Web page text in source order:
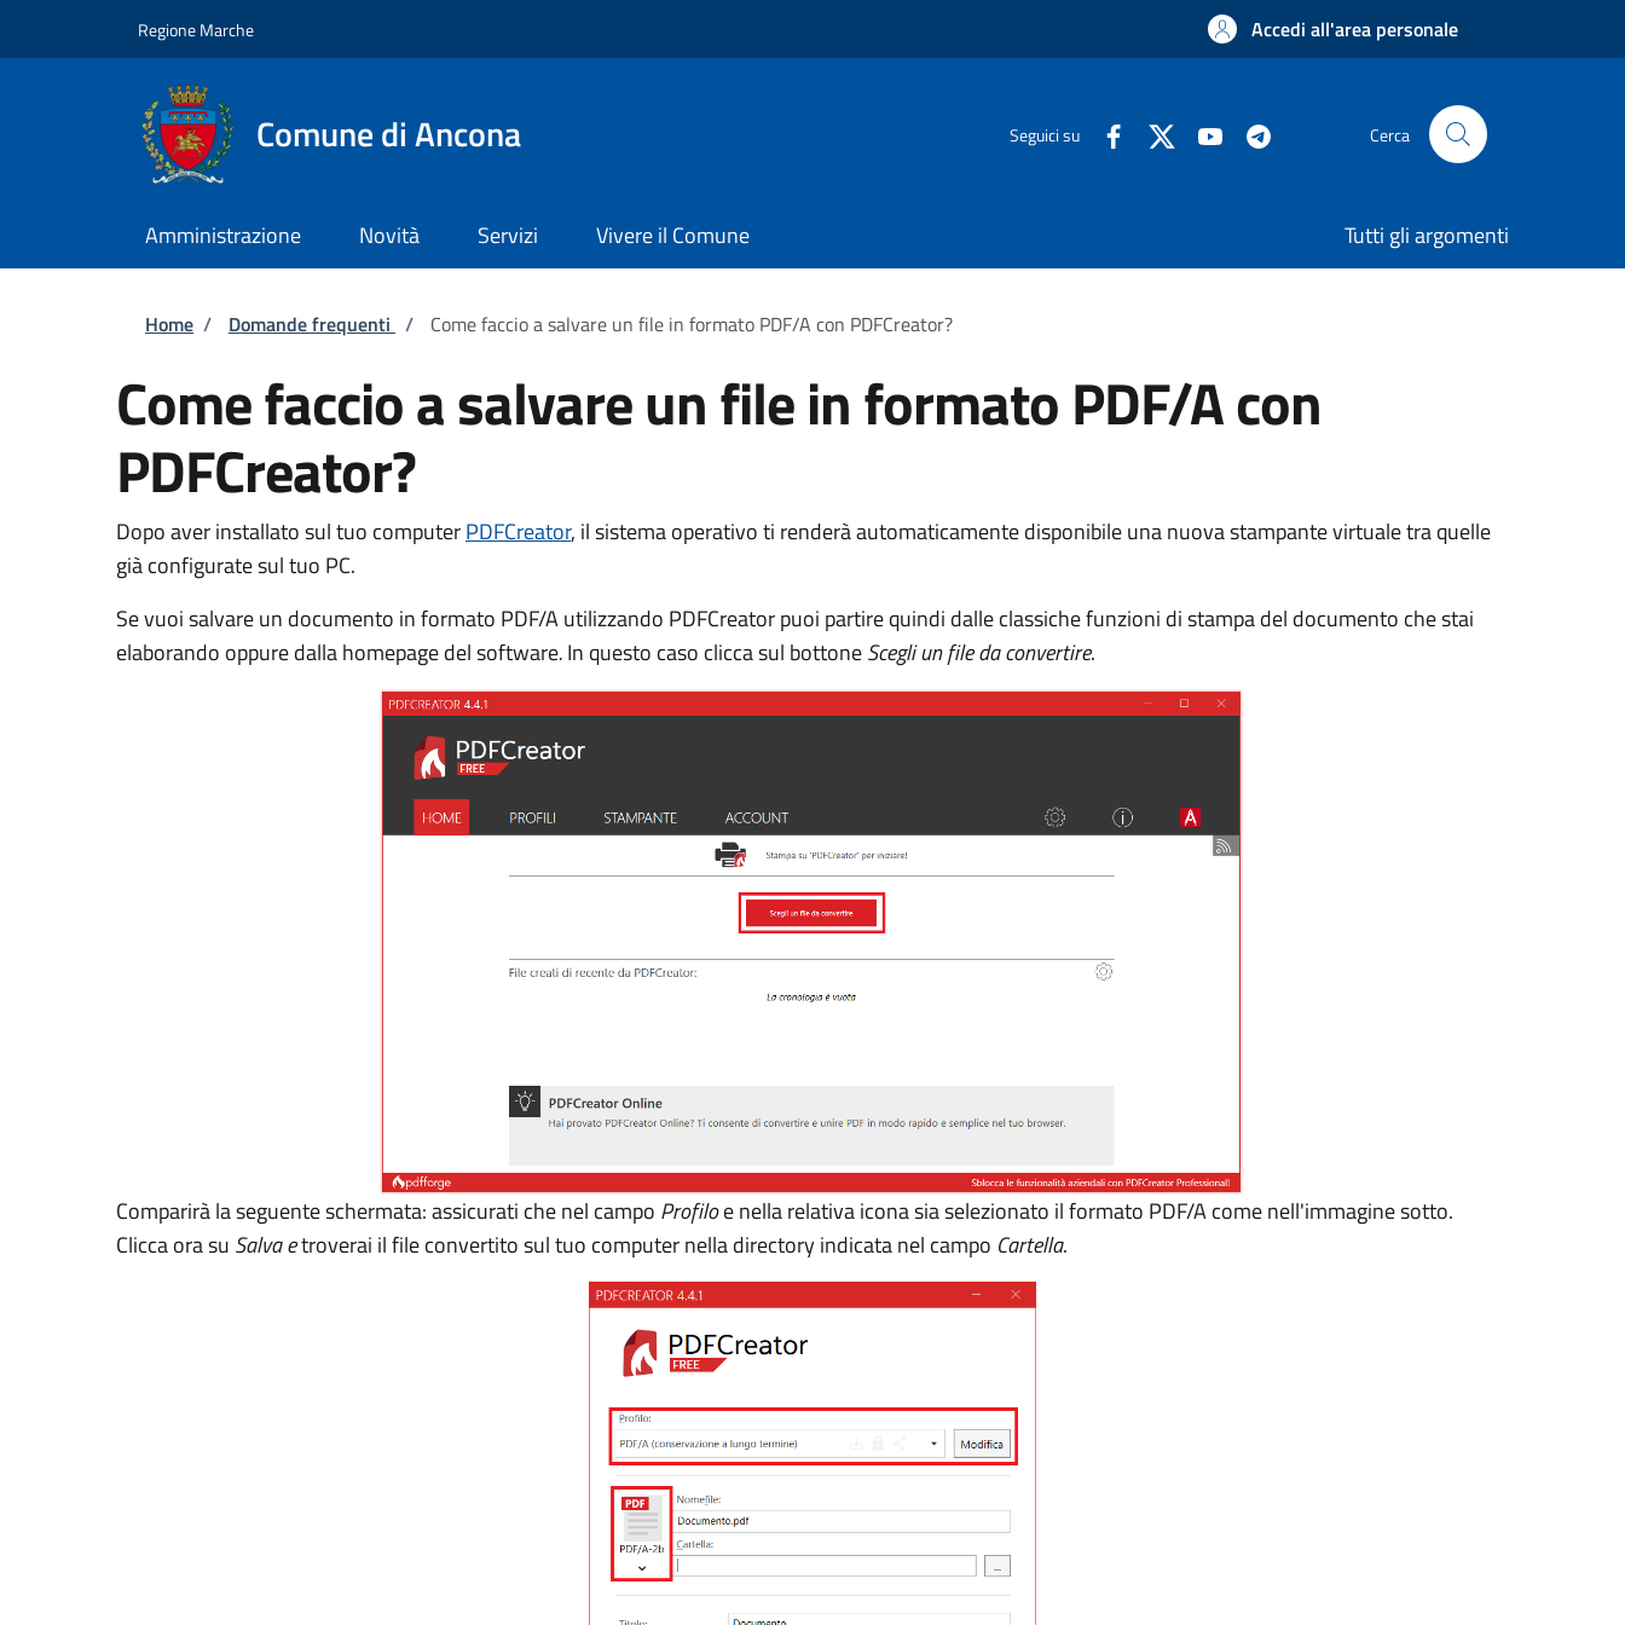
Regione Marche Accedi all'area personale
Comune di Ancona Seguici su Cerca
Amministrazione Novità Servizi Vivere il Comune Tutti gli argomenti
Briciole di pane
Home / Domande frequenti / Come faccio a salvare un file in formato PDF/A con PDFCreator?
Come faccio a salvare un file in formato PDF/A con
PDFCreator?
Dopo aver installato sul tuo computerPDFCreator, il sistema operativo ti renderà automaticamente disponibile una nuova stampante virtuale tra quelle
già configurate sul tuo PC.
Se vuoi salvare un documento in formato PDF/A utilizzando PDFCreator puoi partire quindi dalle classiche funzioni di stampa del documento che stai
elaborando oppure dalla homepage del software.In questo caso clicca sul bottoneScegli un file da convertire.
Comparirà la seguente schermata: assicurati che nel campo Profiloe nella relativa icona sia selezionato il formato PDF/A come nell'immagine sotto.
Clicca ora su Salva etroverai il file convertito sul tuo computer nella directory indicata nel campo Cartella.